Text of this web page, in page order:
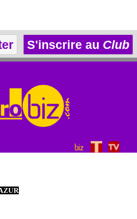
S'inscrire au Club